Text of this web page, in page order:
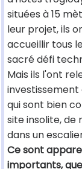
situées à 15
leur projet, ils
accueillir tous
sacré défi
Mais ils l'ont
qui sont bien
site insolite, de
dans un
Ce sont
importants,